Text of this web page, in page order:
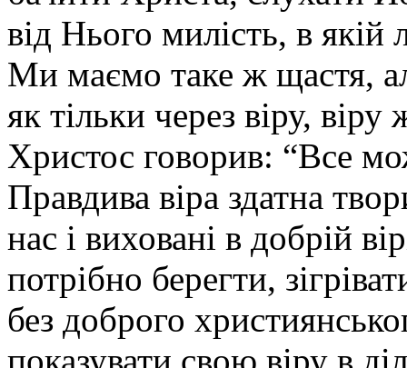
від Нього милість, в
Ми маємо таке ж щастя,
як тільки через віру,
Христос говорив: “Все
Правдива віра здатна
нас і виховані в добрій
потрібно берегти,
без доброго
показувати свою віру в